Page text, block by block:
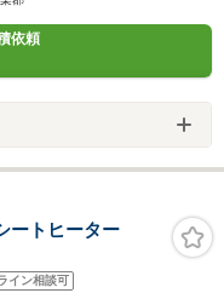
依頼
トヒーター
イン相談可